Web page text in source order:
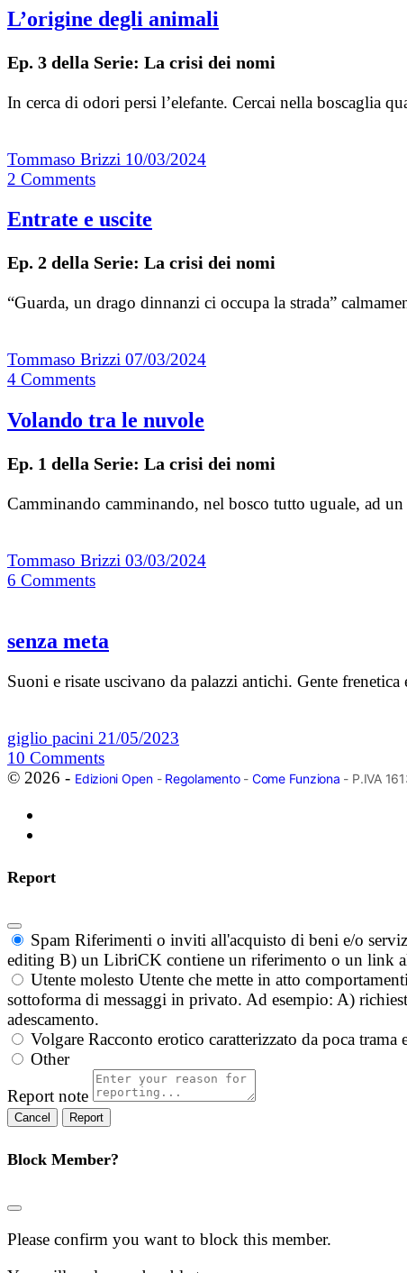
L’origine degli animali
Ep. 3 della Serie: La crisi dei nomi
In cerca di odori persi l’elefante. Cercai nella boscaglia
Tommaso Brizzi 10/03/2024
2 Comments
Entrate e uscite
Ep. 2 della Serie: La crisi dei nomi
“Guarda, un drago dinnanzi ci occupa la strada”
Tommaso Brizzi 07/03/2024
4 Comments
Volando tra le nuvole
Ep. 1 della Serie: La crisi dei nomi
Camminando camminando, nel bosco tutto uguale, ad
Tommaso Brizzi 03/03/2024
6 Comments
senza meta
Suoni e risate uscivano da palazzi antichi. Gente
giglio pacini 21/05/2023
10 Comments
© 2026 - Edizioni Open- Regolamento- Come Funziona - P.IVA
Report
Spam Riferimenti o inviti all'acquisto di beni e/o
editing B) un LibriCK contiene un riferimento o un link
Utente molesto Utente che mette in atto
sottoforma di messaggi in privato. Ad esempio: A)
adescamento.
Volgare Racconto erotico caratterizzato da poca
Other
Report note
Report
Block Member?
Please confirm you want to block this member.